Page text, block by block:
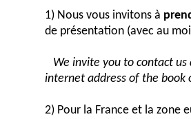
1) Nous vous invitons à
de présentation (avec au
We invite you to contact us
internet address of the
2) Pour la France et la zone